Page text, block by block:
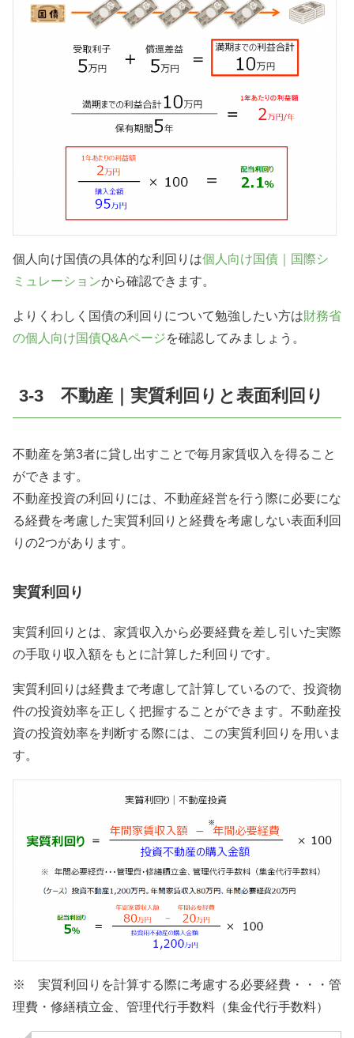
個人向け国債の具体的な利回りは個人向け国債｜国際シ
ミュレーションから確認できます。
よりくわしく国債の利回りについて勉強したい方は財務省
の個人向け国債Q&Aページを確認してみましょう。
3-3 不動産｜実質利回りと表面利回り
不動産を第3者に貸し出すことで毎月家賃収入を得ること
ができます。
不動産投資の利回りには、不動産経営を行う際に必要にな
る経費を考慮した実質利回りと経費を考慮しない表面利回
りの2つがあります。
実質利回り
実質利回りとは、家賃収入から必要経費を差し引いた実際
の手取り収入額をもとに計算した利回りです。
実質利回りは経費まで考慮して計算しているので、投資物
件の投資効率を正しく把握することができます。不動産投
資の投資効率を判断する際には、この実質利回りを用いま
す。
※ 実質利回りを計算する際に考慮する必要経費・・・管
理費・修繕積立金、管理代行手数料（集金代行手数料）